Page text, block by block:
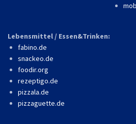
Lebensmittel / Essen&Trinken:
fabino.de
snackeo.de
foodir.org
rezeptigo.de
pizzala.de
pizzaguette.de